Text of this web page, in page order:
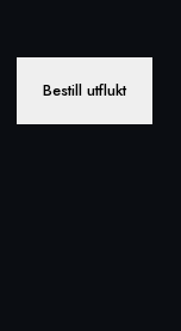
Bestill utflukt